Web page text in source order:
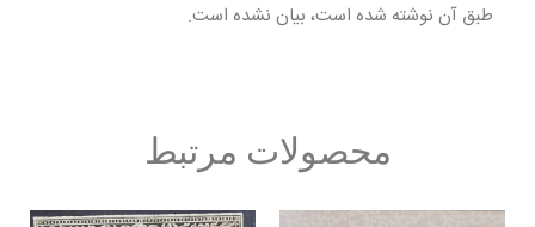
طبق آن نوشته شده است، بيان نشده است.
محصولات مرتبط